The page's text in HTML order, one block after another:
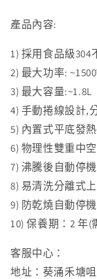
電
熱
水
壼
(1.8L)
IKT-
18GB
減
少
加
產品內容:
1) 採用食品級
2) 最大功率:
3) 最大容量:~1.8L
4) 手動捲線設計,
5) 內置式平底發
6) 物理性雙重中
7) 沸騰後自動停機
8) 易清洗分離式
9) 防乾燒自動停
10) 保養期：2 年
客服中心：
地址：葵涌禾塘